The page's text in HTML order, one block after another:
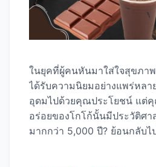
ในยุคที่ผู้คนหันมาใส่ใจสุขภา
ได้รับความนิยมอย่างแพร่หลา
อุดมไปด้วยคุณประโยชน์ แต่
อร่อยของโกโก้นั้นมีประวัติศ
มากกว่า 5,000 ปี? ย้อนกลับไ